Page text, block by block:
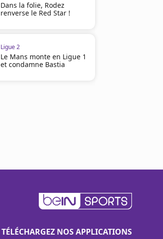
Dans la folie, Rodez
renverse le Red Star !
Ligue 2
Le Mans monte en Ligue 1
et condamne Bastia
TÉLÉCHARGEZ NOS APPLICATIONS